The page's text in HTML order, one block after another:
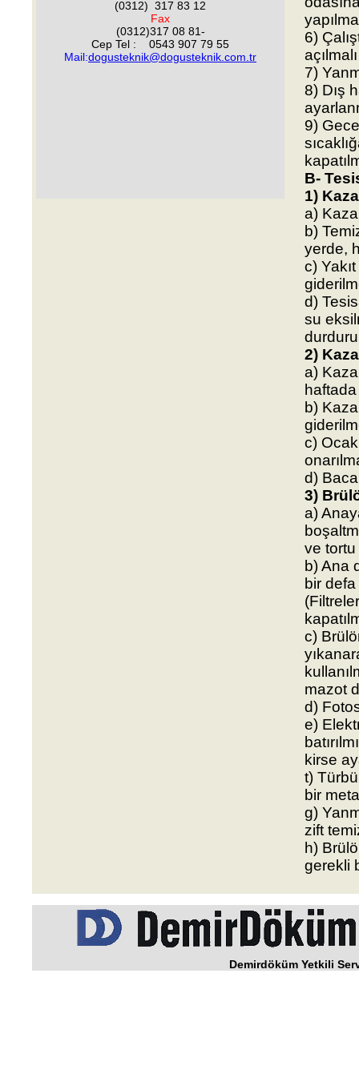
(0312) 317 83 12
Fax
(0312)317 08 81-
Cep Tel : 0543 907 79 55
Mail:dogusteknik@dogusteknik.com.tr
6)
7)
8) Dış
9)
B-
1)
a)
b)
yerde,
c)
d)
su
2)
a)
b)
c)
d)
3)
a)
ve tortu
b) Ana
bir
c)
mazot
d)
e)
kirse
t)
bir
g)
zift
h)
gerekli
Demirdöküm Yetkili